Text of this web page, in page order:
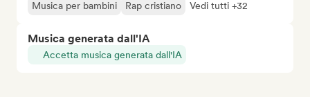
Musica per bambini Rap cristiano Vedi tutti +32
Musica generata dall'IA
Accetta musica generata dall'IA